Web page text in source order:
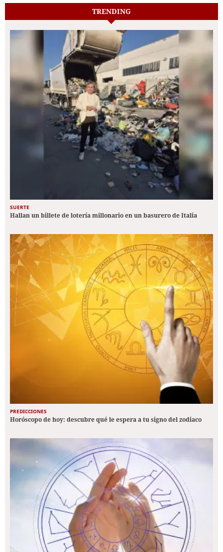
TRENDING
SUERTE
Hallan un billete de lotería millonario en un basurero de Italia
PREDICCIONES
Horóscopo de hoy: descubre qué le espera a tu signo del zodiaco